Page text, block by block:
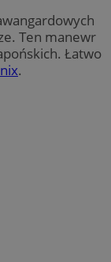
Ten manewr
Łatwo
.